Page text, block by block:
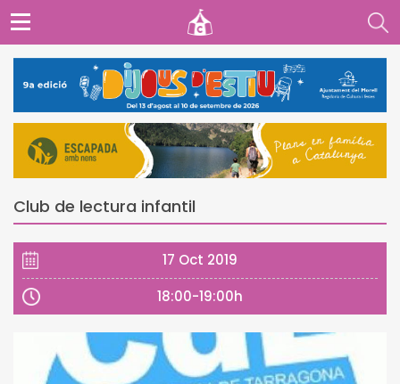
Club de lectura infantil
17 Oct 2019
18:00-19:00h